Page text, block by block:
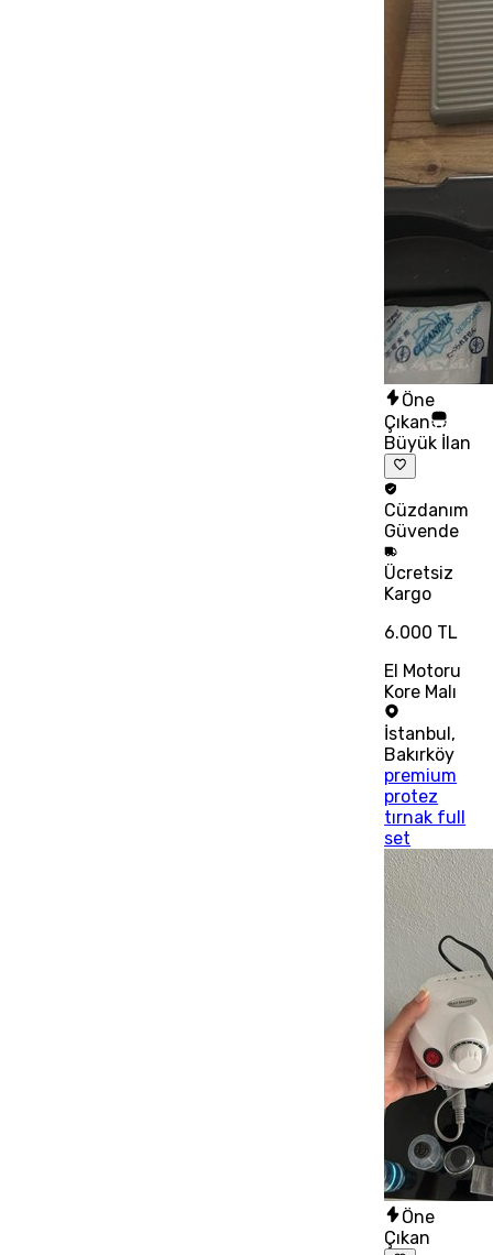
Öne
Çıkan
Büyük İlan
Cüzdanım
Güvende
Ücretsiz
Kargo
6.000 TL
El Motoru
Kore Malı
İstanbul,
Bakırköy
premium
protez
tırnak full
set
Öne
Çıkan